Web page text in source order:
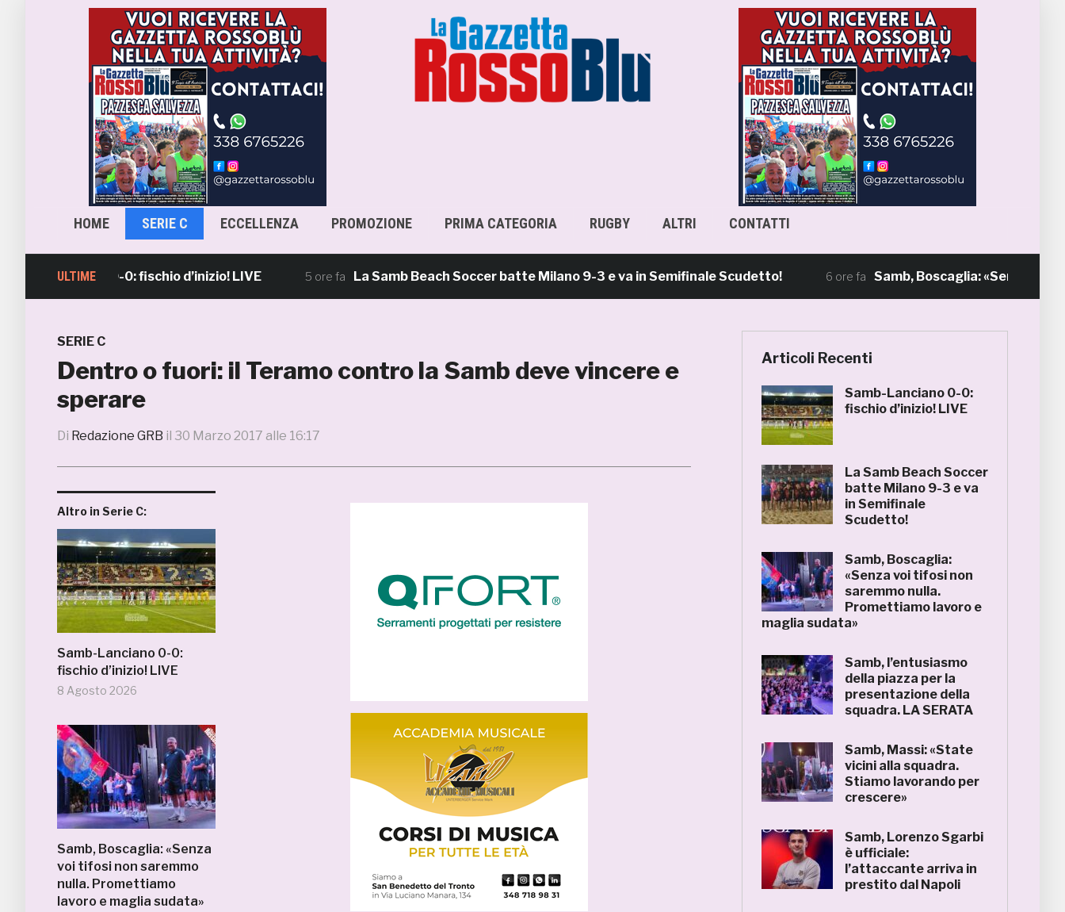
HOME SERIE C ECCELLENZA PROMOZIONE PRIMA CATEGORIA RUGBY ALTRI CONTATTI
ULTIME
Lanciano 0-0: fischio d’inizio! LIVE La Samb Beach Soccer batte Milano 9-3 e va in Semifinale Scudetto! Samb, Boscaglia: «Senza voi tifosi
SERIE C
Dentro o fuori: il Teramo contro la Samb deve vincere e
sperare
Di Redazione GRB il 30 Marzo 2017 alle 16:17
Altro in Serie C:
Samb-Lanciano 0-0:
fischio d’inizio! LIVE
8 Agosto 2026
Samb, Boscaglia: «Senza
voi tifosi non saremmo
nulla. Promettiamo
lavoro e maglia sudata»
Articoli Recenti
Samb-Lanciano 0-0:
fischio d’inizio! LIVE
La Samb Beach Soccer
batte Milano 9-3 e va
in Semifinale
Scudetto!
Samb, Boscaglia:
«Senza voi tifosi non
saremmo nulla.
Promettiamo lavoro e
maglia sudata»
Samb, l’entusiasmo
della piazza per la
presentazione della
squadra. LA SERATA
Samb, Massi: «State
vicini alla squadra.
Stiamo lavorando per
crescere»
Samb, Lorenzo Sgarbi
è ufficiale:
l’attaccante arriva in
prestito dal Napoli